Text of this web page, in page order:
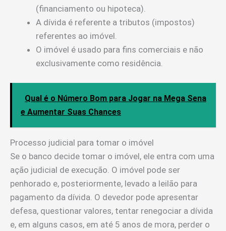
(financiamento ou hipoteca).
A dívida é referente a tributos (impostos)
referentes ao imóvel.
O imóvel é usado para fins comerciais e não
exclusivamente como residência.
Qual é o Número Bom para Jogar na Mega Sena
e Aumentar Suas Chances
Processo judicial para tomar o imóvel
Se o banco decide tomar o imóvel, ele entra com uma
ação judicial de execução. O imóvel pode ser
penhorado e, posteriormente, levado a leilão para
pagamento da dívida. O devedor pode apresentar
defesa, questionar valores, tentar renegociar a dívida
e, em alguns casos, em até 5 anos de mora, perder o